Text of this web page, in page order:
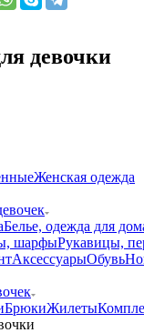
девочки
Женская одежда
Белье, одежда для
шарфыРукавицы,
АксессуарыОбувь
БрюкиЖилеты